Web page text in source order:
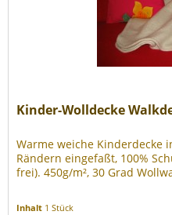
Kinder-Wolldecke
Warme weiche Kinderdecke
Rändern eingefaßt, 100%
frei). 450g/m², 30 Grad
Inhalt 1 Stück